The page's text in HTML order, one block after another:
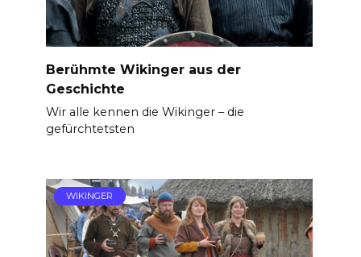
Berühmte Wikinger aus der
Geschichte
Wir alle kennen die Wikinger – die
gefürchtetsten
WIKINGER